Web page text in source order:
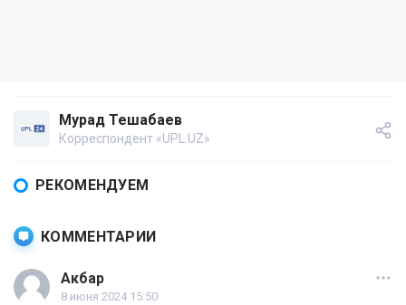
Мурад Тешабаев
Корреспондент «UPL.UZ»
РЕКОМЕНДУЕМ
КОММЕНТАРИИ
Акбар
8 июня 2024 15:50